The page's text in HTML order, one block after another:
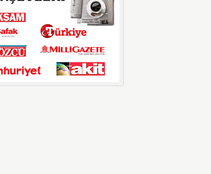
Dijital ödeme alışkanlıklarının
yaygınlaşmasıyla birlikte elektr...
İşte Okullarda Öğrencilerin
Kıyafet/Formalarının Belirlenmesine
Dair Usul ve Esaslar
Genel Müdürlüğü 22.07.2026 ...
Motorine Gece Yarısı Büyük İndirim
ABD-İran arasında yeniden diplomasi
yürütüleceği sinyallerinin p...